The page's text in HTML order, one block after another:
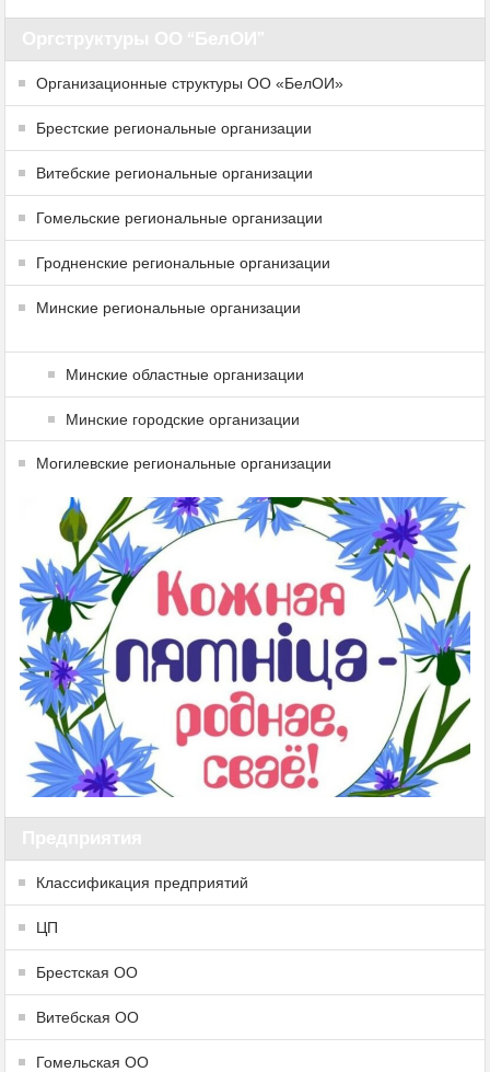
Организационные структуры ОО «БелОИ»
Брестские региональные организации
Витебские региональные организации
Гомельские региональные организации
Гродненские региональные организации
Минские региональные организации
Минские областные организации
Минские городские организации
Могилевские региональные организации
Классификация предприятий
ЦП
Брестская ОО
Витебская ОО
Гомельская ОО